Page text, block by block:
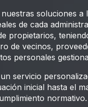
soluciones a
de cada
propietarios,
de vecinos,
personales
servicio
inicial hasta el
normativo.